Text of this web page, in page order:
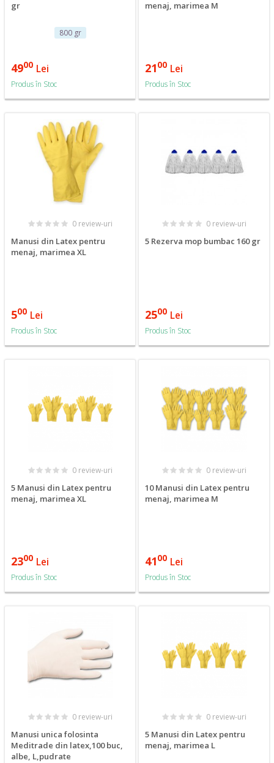
gr
800 gr
4900 Lei
Produs în Stoc
menaj, marimea M
2100 Lei
Produs în Stoc
0 review-uri
Manusi din Latex pentru
menaj, marimea XL
500 Lei
Produs în Stoc
0 review-uri
5 Rezerva mop bumbac 160 gr
2500 Lei
Produs în Stoc
0 review-uri
5 Manusi din Latex pentru
menaj, marimea XL
2300 Lei
Produs în Stoc
0 review-uri
10 Manusi din Latex pentru
menaj, marimea M
4100 Lei
Produs în Stoc
0 review-uri
Manusi unica folosinta
Meditrade din latex,100 buc,
albe, L,pudrate
0 review-uri
5 Manusi din Latex pentru
menaj, marimea L